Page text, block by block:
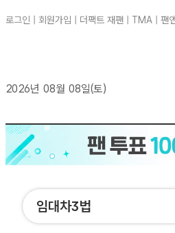
로그인 회원가입 더팩트 재팬 TMA 팬
2026년 08월 08일(토)